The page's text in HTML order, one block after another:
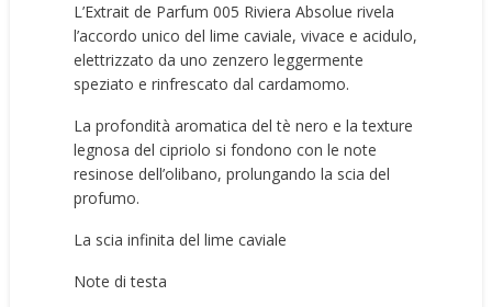
L’Extrait de Parfum 005 Riviera Absolue rivela
l’accordo unico del lime caviale, vivace e acidulo,
elettrizzato da uno zenzero leggermente
speziato e rinfrescato dal cardamomo.
La profondità aromatica del tè nero e la texture
legnosa del cipriolo si fondono con le note
resinose dell’olibano, prolungando la scia del
profumo.
La scia infinita del lime caviale
Note di testa